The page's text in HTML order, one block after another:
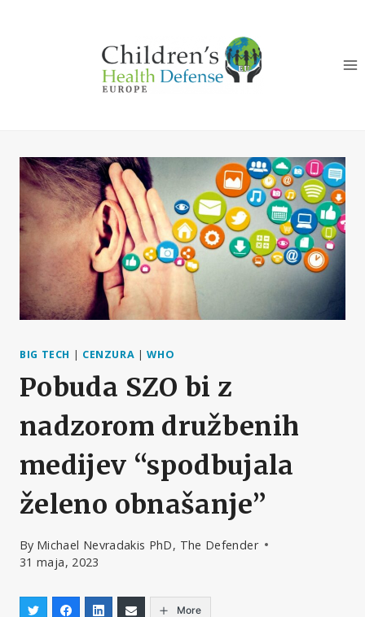
BIG TECH | CENZURA |WHO
Pobuda SZO bi z
nadzorom družbenih
medijev “spodbujala
želeno obnašanje”
By Michael Nevradakis PhD, The Defender
31 maja, 2023
More